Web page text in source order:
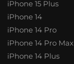
iPhone 15 Plus
iPhone 14
iPhone 14 Pro
iPhone 14 Pro Max
iPhone 14 Plus